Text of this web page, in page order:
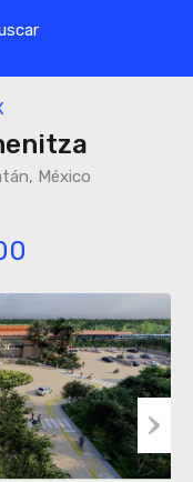
México
Next